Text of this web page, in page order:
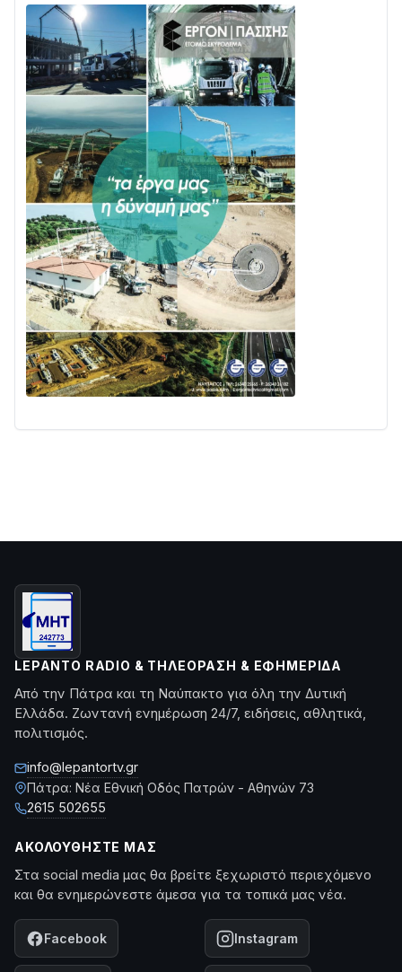
LEPANTO RADIO & ΤΗΛΕΌΡΑΣΗ & ΕΦΗΜΕΡΊΔΑ
Από την Πάτρα και τη Ναύπακτο για όλη την Δυτική
Ελλάδα. Ζωντανή ενημέρωση 24/7, ειδήσεις, αθλητικά,
πολιτισμός.
info@lepantortv.gr
Πάτρα: Νέα Εθνική Οδός Πατρών - Αθηνών 73
2615 502655
ΑΚΟΛΟΥΘΉΣΤΕ ΜΑΣ
Στα social media μας θα βρείτε ξεχωριστό περιεχόμενο
και θα ενημερώνεστε άμεσα για τα τοπικά μας νέα.
Facebook Instagram